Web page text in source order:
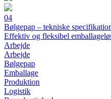
04
Bølgepap – tekniske
Effektiv og fleksibel
Arbejde
Arbejde
Bølgepap
Emballage
Produktion
Logistik